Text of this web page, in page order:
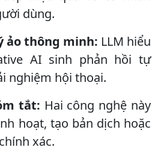
dùng.
ảo thông minh: LLM hiểu
AI sinh phản hồi tự
nghiệm hội thoại.
tắt: Hai công nghệ này
hoạt, tạo bản dịch hoặc
xác.